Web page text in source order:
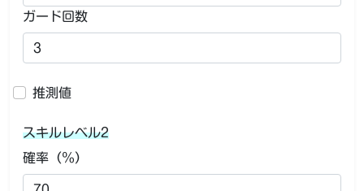
ガード回数
推測値
スキルレベル2
確率（％）